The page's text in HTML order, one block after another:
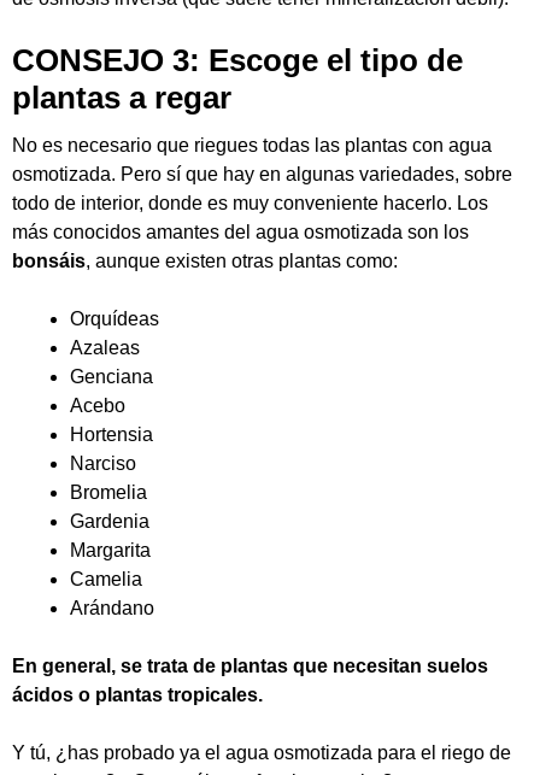
CONSEJO 3: Escoge el tipo de
plantas a regar
No es necesario que riegues todas las plantas con agua
osmotizada. Pero sí que hay en algunas variedades, sobre
todo de interior, donde es muy conveniente hacerlo. Los
más conocidos amantes del agua osmotizada son los
bonsáis, aunque existen otras plantas como:
Orquídeas
Azaleas
Genciana
Acebo
Hortensia
Narciso
Bromelia
Gardenia
Margarita
Camelia
Arándano
En general, se trata de plantas que necesitan suelos
ácidos o plantas tropicales.
Y tú, ¿has probado ya el agua osmotizada para el riego de